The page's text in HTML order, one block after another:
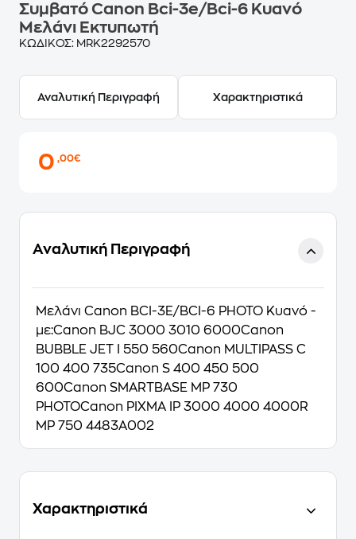
Συμβατό Canon Bci-3e/Bci-6 Κυανό
Μελάνι Εκτυπωτή
ΚΩΔΙΚΟΣ: MRK2292570
Αναλυτική Περιγραφή Χαρακτηριστικά
0,00€
Αναλυτική Περιγραφή
Μελάνι Canon BCI-3E/BCI-6 PHOTO Κυανό -
με:Canon BJC 3000 3010 6000Canon
BUBBLE JET I 550 560Canon MULTIPASS C
100 400 735Canon S 400 450 500
600Canon SMARTBASE MP 730
PHOTOCanon PIXMA IP 3000 4000 4000R
MP 750 4483A002
Χαρακτηριστικά